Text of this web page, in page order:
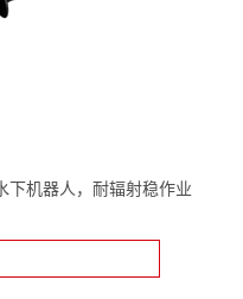
下机器人，耐辐射稳作业